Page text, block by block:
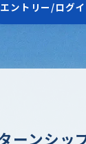
エントリー/ログ
ーンシッ